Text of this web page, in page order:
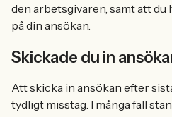
den arbetsgivaren, samt att
på din ansökan.
Skickade du in
Att skicka in ansökan efter
tydligt misstag. I många fall